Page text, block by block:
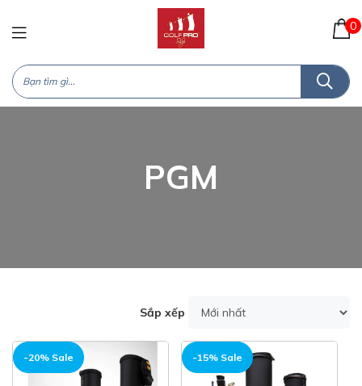
0
PGM
Sắp xếp
-20% Sale -15% Sale